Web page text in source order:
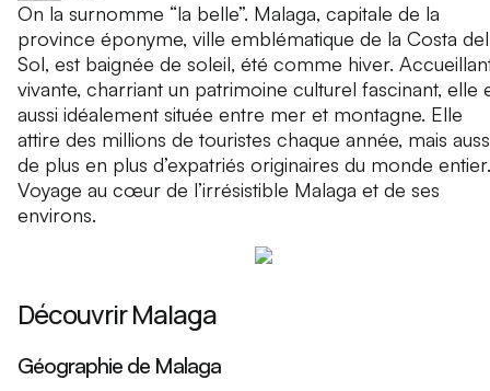
On la surnomme “la belle”. Malaga, capitale de la
province éponyme, ville emblématique de la Costa del
Sol, est baignée de soleil, été comme hiver.
vivante, charriant un patrimoine culturel fascinant, elle
aussi idéalement située entre mer et montagne. Elle
attire des millions de touristes chaque année, mais
de plus en plus d’expatriés originaires du monde entier.
Voyage au cœur de l’irrésistible Malaga et de ses
environs.
Découvrir Malaga
Géographie de Malaga